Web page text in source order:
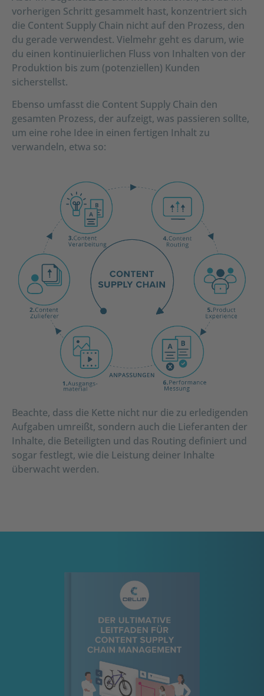
vorherigen Schritt gesammelt hast, konzentriert sich
die Content Supply Chain nicht auf den Prozess, den
du gerade verwendest. Vielmehr geht es darum, wie
du einen kontinuierlichen Fluss von Inhalten von der
Produktion bis zum (potenziellen) Kunden
sicherstellst.
Ebenso umfasst die Content Supply Chain den
gesamten Prozess, der aufzeigt, was passieren sollte,
um eine rohe Idee in einen fertigen Inhalt zu
verwandeln, etwa so:
Beachte, dass die Kette nicht nur die zu erledigenden
Aufgaben umreißt, sondern auch die Lieferanten der
Inhalte, die Beteiligten und das Routing definiert und
sogar festlegt, wie die Leistung deiner Inhalte
überwacht werden.